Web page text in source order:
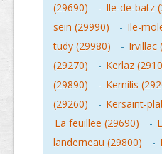
(29690)
- Ile-de-batz
sein (29990)
- Ile-
tudy (29980)
- Irvillac
(29270)
- Kerlaz
(29890)
- Kernilis
(29260)
- Kersaint-
La feuillee (29690)
-
landerneau (29800)
-